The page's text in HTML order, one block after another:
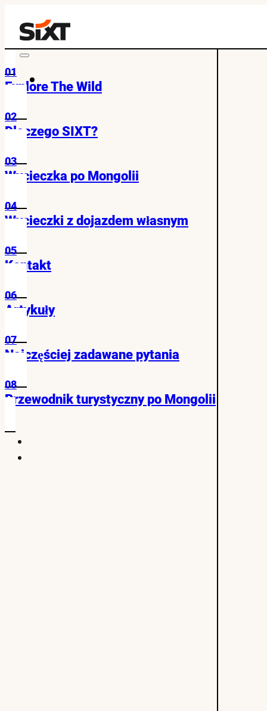
01
Explore The Wild
02
Dlaczego SIXT?
03
Wycieczka po Mongolii
04
Wycieczki z dojazdem własnym
05
Kontakt
06
Artykuły
07
Najczęściej zadawane pytania
08
Przewodnik turystyczny po Mongolii